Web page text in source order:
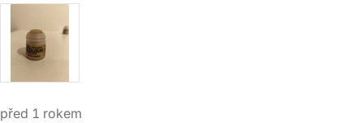
před 1 rokem